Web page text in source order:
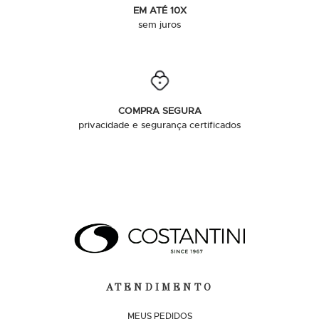
EM ATÉ 10X
sem juros
COMPRA SEGURA
privacidade e segurança certificados
ATENDIMENTO
MEUS PEDIDOS